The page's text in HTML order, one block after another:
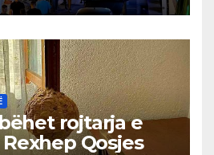
rojtarja e
Qosjes